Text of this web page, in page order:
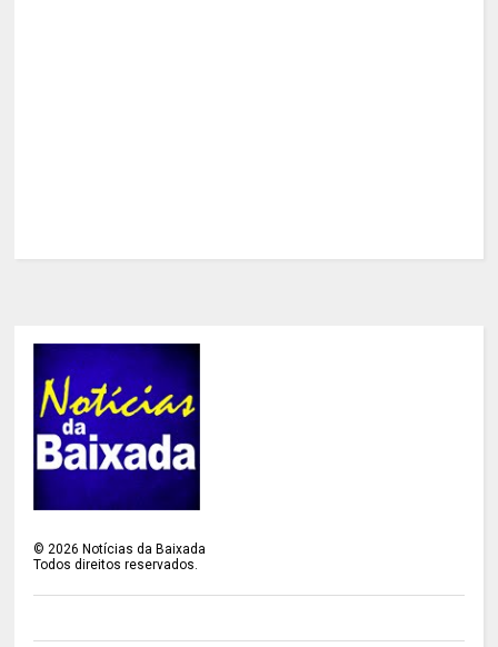
©2026 Notícias da Baixada
Todos direitos reservados.